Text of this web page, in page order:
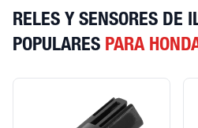
RELES Y SENSORES DE
POPULARES PARA